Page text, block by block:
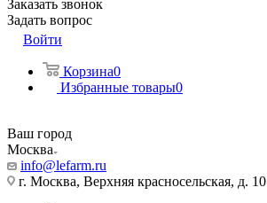
Заказать звонок
Задать вопрос
Войти
Корзина0
Избранные товары0
Ваш город
Москва
info@lefarm.ru
г. Москва, Верхняя красносельская, д. 10